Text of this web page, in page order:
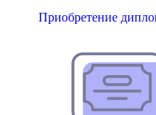
Приобретение